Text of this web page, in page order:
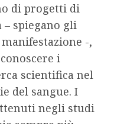
di progetti di
– spiegano gli
-,
i
scientifica nel
del sangue. I
negli studi